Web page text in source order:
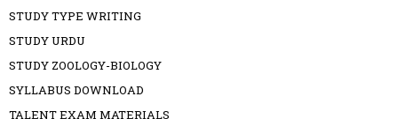
STUDY TYPE WRITING
STUDY URDU
STUDY ZOOLOGY-BIOLOGY
SYLLABUS DOWNLOAD
TALENT EXAM MATERIALS